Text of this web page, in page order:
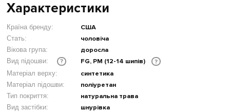
Характеристики
Країна бренду: США
Стать: чоловіча
Вікова група: доросла
Вид підошви: ? FG, PM (12-14 шипів) ?
Матеріал верху: синтетика
Матеріал підошви: поліуретан
Тип покриття: натуральна трава
Вид застібки: шнурівка